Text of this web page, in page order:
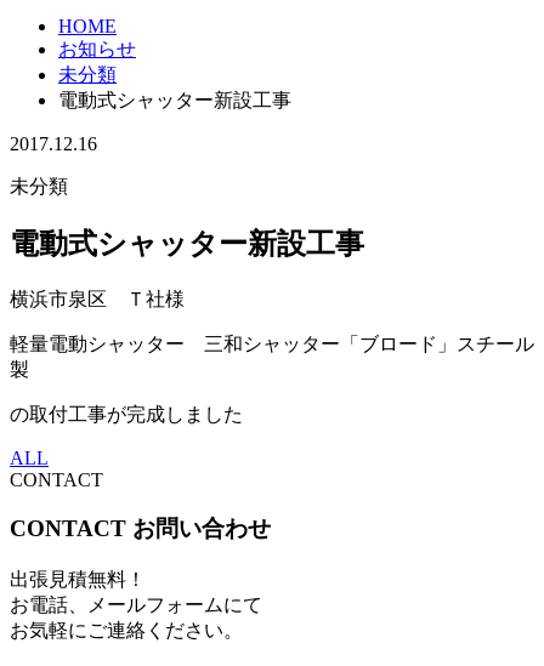
HOME
お知らせ
未分類
電動式シャッター新設工事
2017.12.16
未分類
電動式シャッター新設工事
横浜市泉区 Ｔ社様
軽量電動シャッター 三和シャッター「ブロード」スチール
製
の取付工事が完成しました
ALL
CONTACT
CONTACT お問い合わせ
出張見積無料！
お電話、メールフォームにて
お気軽にご連絡ください。